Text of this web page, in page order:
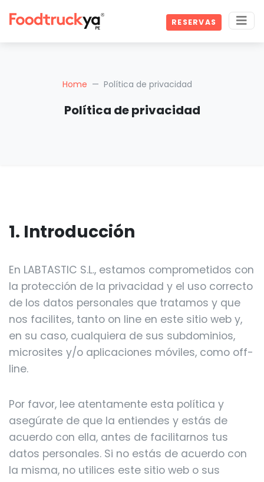
RESERVAS
Home Política de privacidad
Política de privacidad
1. Introducción
En LABTASTIC S.L., estamos comprometidos con
la protección de la privacidad y el uso correcto
de los datos personales que tratamos y que
nos facilites, tanto on line en este sitio web y,
en su caso, cualquiera de sus subdominios,
microsites y/o aplicaciones móviles, como off-
line.
Por favor, lee atentamente esta política y
asegúrate de que la entiendes y estás de
acuerdo con ella, antes de facilitarnos tus
datos personales. Si no estás de acuerdo con
la misma, no utilices este sitio web o sus